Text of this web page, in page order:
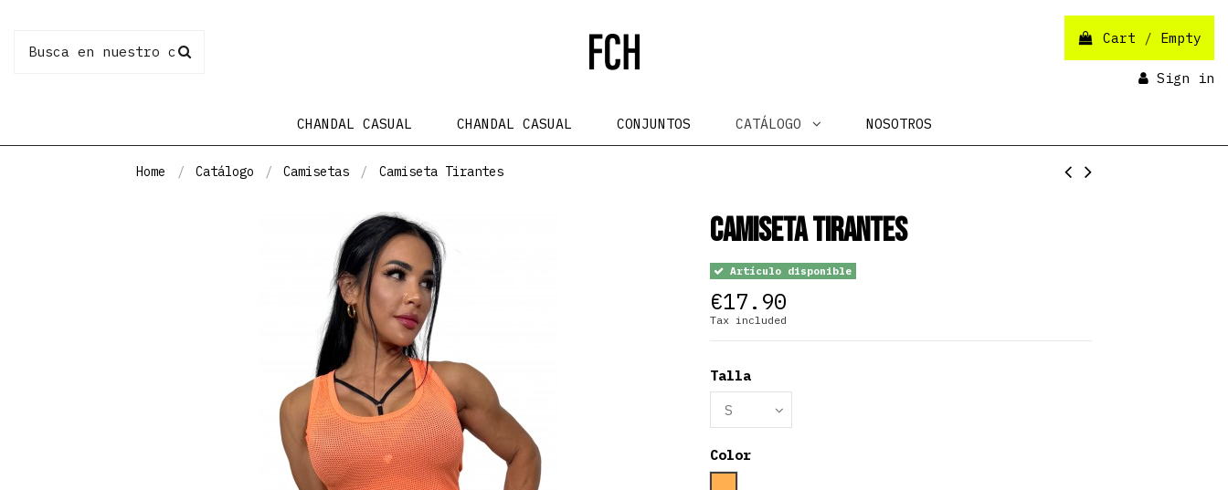
Cart / Empty
Sign in
CHANDAL CASUAL CHANDAL CASUAL CONJUNTOS CATÁLOGO NOSOTROS
Home Catálogo Camisetas Camiseta Tirantes
Camiseta Tirantes
Artículo disponible
€17.90
Tax included
Talla
Color